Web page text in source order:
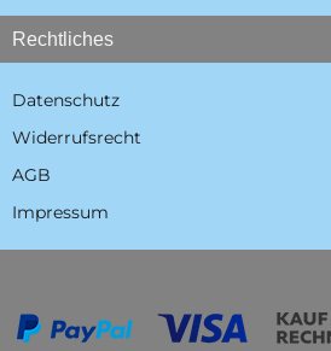
Rechtliches
Datenschutz
Widerrufsrecht
AGB
Impressum